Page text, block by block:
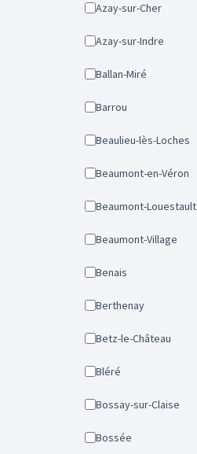
Azay-sur-Cher
Azay-sur-Indre
Ballan-Miré
Barrou
Beaulieu-lès-Loches
Beaumont-en-Véron
Beaumont-Louestault
Beaumont-Village
Benais
Berthenay
Betz-le-Château
Bléré
Bossay-sur-Claise
Bossée